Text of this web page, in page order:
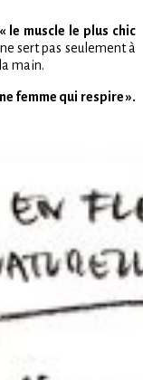
« le muscle le plus chic
sert pas seulement à
main.
femme qui respire ».